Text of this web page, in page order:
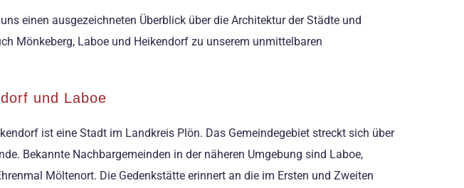
einen ausgezeichneten Überblick über die Architektur der Städte und
Mönkeberg, Laboe und Heikendorf zu unserem unmittelbaren
und Laboe
ist eine Stadt im Landkreis Plön. Das Gemeindegebiet streckt sich über
Bekannte Nachbargemeinden in der näheren Umgebung sind Laboe,
Möltenort. Die Gedenkstätte erinnert an die im Ersten und Zweiten